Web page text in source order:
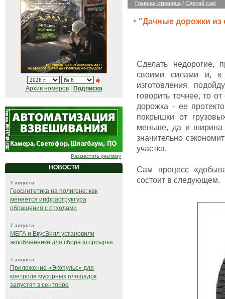
Архив номеров| Подписка
Разместить рекламу
НОВОСТИ
7 августа
Геосинтетика на полигоне: как
меняется инфраструктура
обращения с отходами
7 августа
МЕГА и ВкусВилл установили
экообменники для сбора вторсырья
7 августа
Приложение «Экопульс» для
контроля мусорных площадок
запустят в сентябре
Главная страница / Сделай сам
"Дачные дорожки из
Сделать недорогие,
своими силами и, к
изготовления
говорить точнее, то
дорожка - ее
покрышки от
меньше, да и ширина
значительно
участка.
Сам процесс
состоит в следующем.